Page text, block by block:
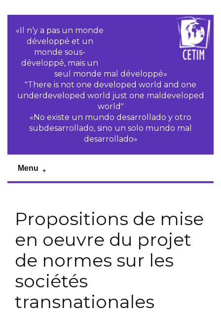
«Il n‘y a pas un monde
développé et un
monde sous-
développé, mais un
seul monde mal développé»
"There is not one developed world and one
underdeveloped world just one maldeveloped
world"
«No existe un mundo desarrollado y otro
subdesarrollado, sino un solo mundo mal
desarrollado»
Menu
Propositions de mise
en oeuvre du projet
de normes sur les
sociétés
transnationales